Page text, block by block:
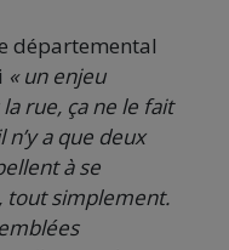
départemental
« un enjeu
rue, ça ne le fait
a que deux
à se
tout simplement.